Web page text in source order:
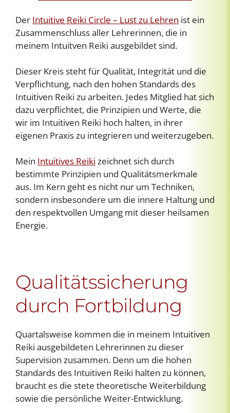
Der Intuitive Reiki Circle – Lust zu Lehren ist ein
Zusammenschluss aller Lehrerinnen, die in
meinem Intuitven Reiki ausgebildet sind.
Dieser Kreis steht für Qualität, Integrität und die
Verpflichtung, nach den hohen Standards des
Intuitiven Reiki zu arbeiten. Jedes Mitglied hat sich
dazu verpflichtet, die Prinzipien und Werte, die
wir im Intuitiven Reiki hoch halten, in ihrer
eigenen Praxis zu integrieren und weiterzugeben.
Mein Intuitives Reiki zeichnet sich durch
bestimmte Prinzipien und Qualitätsmerkmale
aus. Im Kern geht es nicht nur um Techniken,
sondern insbesondere um die innere Haltung und
den respektvollen Umgang mit dieser heilsamen
Energie.
Qualitätssicherung
durch Fortbildung
Quartalsweise kommen die in meinem Intuitiven
Reiki ausgebildeten Lehrerinnen zu dieser
Supervision zusammen. Denn um die hohen
Standards des Intuitiven Reiki halten zu können,
braucht es die stete theoretische Weiterbildung
sowie die persönliche Weiter-Entwicklung.